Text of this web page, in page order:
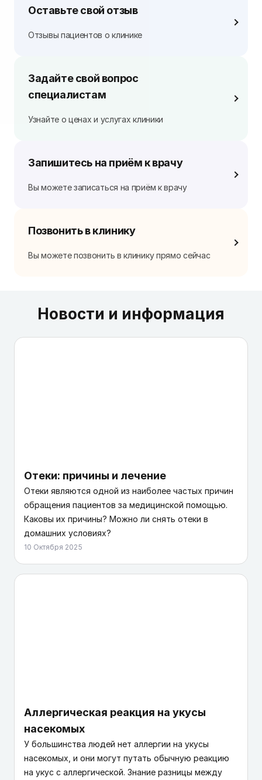
Оставьте свой отзыв
Отзывы пациентов о клинике
Задайте свой вопрос
специалистам
Узнайте о ценах и услугах клиники
Запишитесь на приём к врачу
Вы можете записаться на приём к врачу
Позвонить в клинику
Вы можете позвонить в клинику прямо сейчас
Новости и информация
Отеки: причины и лечение
Отеки являются одной из наиболее частых причин
обращения пациентов за медицинской помощью.
Каковы их причины? Можно ли снять отеки в
домашних условиях?
10 Октября 2025
Аллергическая реакция на укусы
насекомых
У большинства людей нет аллергии на укусы
насекомых, и они могут путать обычную реакцию
на укус с аллергической. Знание разницы между